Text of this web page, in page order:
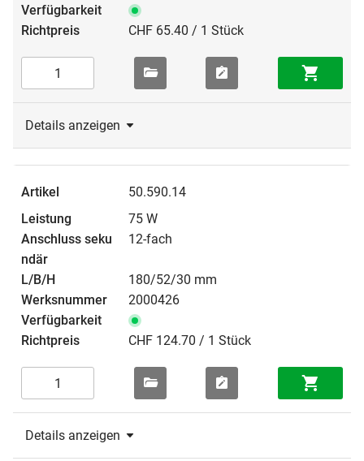
CHF 65.40 / 1 Stück
Details anzeigen
50.590.14
75 W
12-fach
180/52/30 mm
2000426
CHF 124.70 / 1 Stück
Details anzeigen